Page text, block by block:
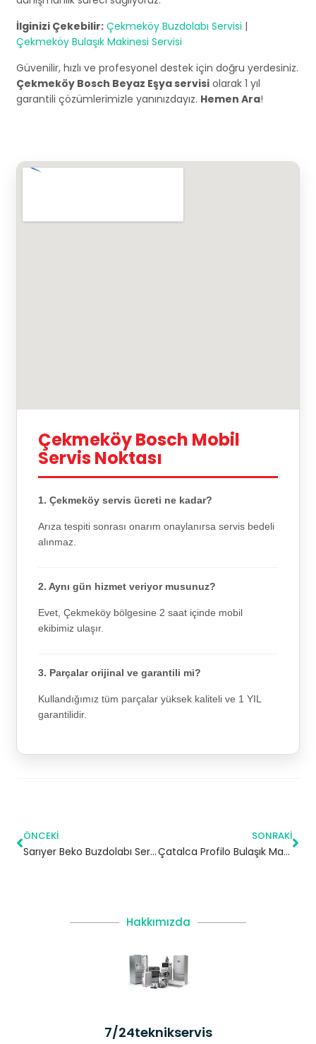
İlginizi Çekebilir: Çekmeköy Buzdolabı Servisi |
Çekmeköy Bulaşık Makinesi Servisi
Güvenilir, hızlı ve profesyonel destek için doğru yerdesiniz.
Çekmeköy Bosch Beyaz Eşya servisi olarak 1 yıl
garantili çözümlerimizle yanınızdayız. Hemen Ara!
Çekmeköy Bosch Mobil
Servis Noktası
1. Çekmeköy servis ücreti ne kadar?
Arıza tespiti sonrası onarım onaylanırsa servis bedeli
alınmaz.
2. Aynı gün hizmet veriyor musunuz?
Evet, Çekmeköy bölgesine 2 saat içinde mobil
ekibimiz ulaşır.
3. Parçalar orijinal ve garantili mi?
Kullandığımız tüm parçalar yüksek kaliteli ve 1 YIL
garantilidir.
ÖNCEKI
Sarıyer Beko Buzdolabı Servisi – 7/24 Teknik Servis
SONRAKI
Çatalca Profilo Bulaşık Makinesi Servisi
Hakkımızda
7/24teknikservis